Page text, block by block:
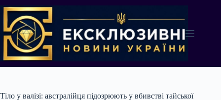
до
вмісту
Тіло у валізі: австралійця підозрюють у вбивстві тайської